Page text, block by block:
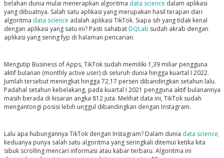
belahan dunia mulai menerapkan algoritma data science dalam aplikasi
yang dibuatnya. Salah satu aplikasi yang merupakan hasil terapan dari
algoritma data science adalah aplikasi TikTok. Siapa sih yang tidak kenal
dengan aplikasi yang satu ini? Pasti sahabat DQLab sudah akrab dengan
aplikasi yang sering fyp di halaman pencarian.
Mengutip Business of Apps, TikTok sudah memiliki 1,39 miliar pengguna
aktif bulanan (monthly active user) di seluruh dunia hingga kuartal I 2022.
Jumlah tersebut meningkat hingga 72,17 persen dibandingkan setahun lalu.
Padahal setahun kebelakang, pada kuartal I 2021 pengguna aktif bulanannya
masih berada di kisaran angka 812 juta. Melihat data ini, TikTok sudah
mengantongi posisi lebih unggul dibandingkan dengan Instagram.
Lalu apa hubungannya TikTok dengan Instagram? Dalam dunia data science,
keduanya punya salah satu algoritma yang seringkali ditemui ketika kita
sibuk scrolling mencari informasi atau kabar terbaru. Algoritma ini